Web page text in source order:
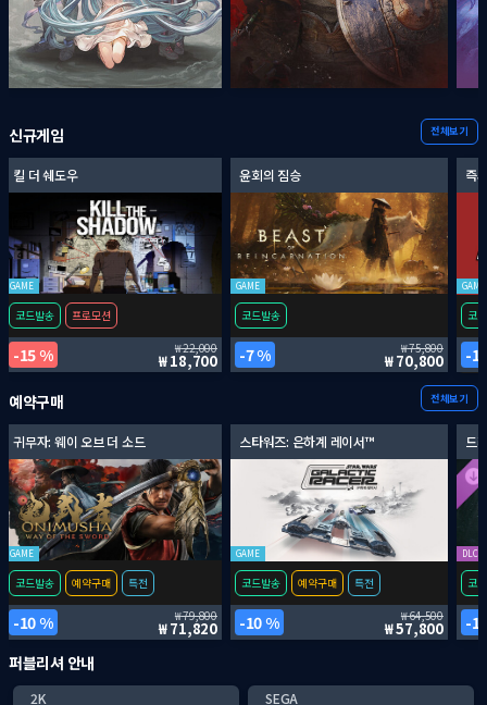
신규게임 전체보기
킬 더 쉐도우
GAME
코드발송 프로모션
15 % 22,000
18,700
윤회의 짐승
GAME
코드발송
7 % 75,800
70,800
즉
GAME
코
예약구매 전체보기
귀무자: 웨이 오브 더 소드
GAME
코드발송 예약구매 특전
10 % 79,800
71,820
스타워즈: 은하계 레이서™
GAME
코드발송 예약구매 특전
10 % 64,500
57,800
드
DLC
코
퍼블리셔 안내
2K SEGA